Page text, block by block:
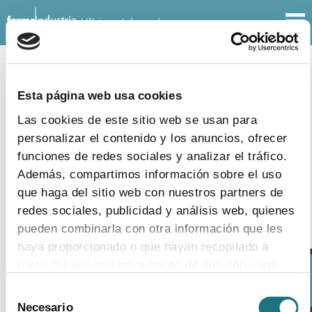
Esta página web usa cookies
Las cookies de este sitio web se usan para
personalizar el contenido y los anuncios, ofrecer
funciones de redes sociales y analizar el tráfico.
Además, compartimos información sobre el uso
que haga del sitio web con nuestros partners de
redes sociales, publicidad y análisis web, quienes
pueden combinarla con otra información que les
haya proporcionado o que hayan recopilado a
Para más información puede acceder a nuestra
Necesario
| We innovate for people
16 | 7 | 2014
Monthly Bulletin 109
download document